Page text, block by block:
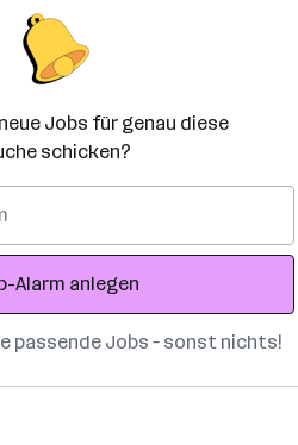
Jobs für genau diese
schicken?
Alarm anlegen
passende Jobs – sonst nichts!